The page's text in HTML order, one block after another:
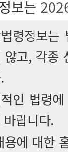
보는
령정보
않고, 각종
인 법령
바랍니다.
용에 대한